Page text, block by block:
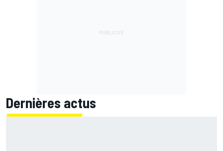
Dernières actus